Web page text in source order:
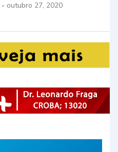
- outubro 27, 2020